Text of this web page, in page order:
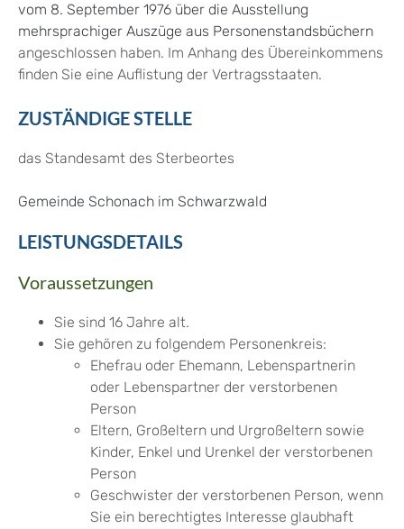
vom 8. September 1976 über die Ausstellung
mehrsprachiger Auszüge aus Personenstandsbüchern
angeschlossen haben. Im Anhang des Übereinkommens
finden Sie eine Auflistung der Vertragsstaaten.
ZUSTÄNDIGE STELLE
das Standesamt des Sterbeortes
Gemeinde Schonach im Schwarzwald
LEISTUNGSDETAILS
Voraussetzungen
Sie sind 16 Jahre alt.
Sie gehören zu folgendem Personenkreis:
Ehefrau oder Ehemann, Lebenspartnerin
oder Lebenspartner der verstorbenen
Person
Eltern, Großeltern und Urgroßeltern sowie
Kinder, Enkel und Urenkel der verstorbenen
Person
Geschwister der verstorbenen Person, wenn
Sie ein berechtigtes Interesse glaubhaft